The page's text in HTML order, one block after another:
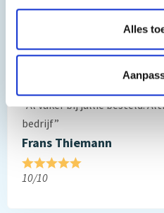
Alles
Gauke Wijnmaalen
”Al vaker bij jullie besteld.
bedrijf”
Frans Thiemann
10/10